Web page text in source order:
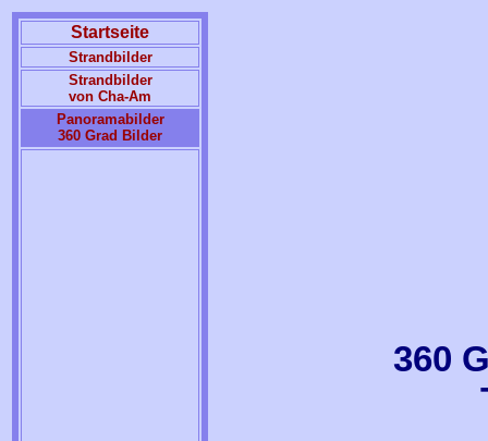
Startseite
Strandbilder
Strandbilder
von Cha-Am
Panoramabilder
360 Grad Bilder
360